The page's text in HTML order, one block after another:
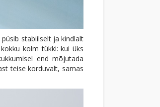
stabiilselt ja kindlalt
kolm tükki: kui üks
end mõjutada
teise korduvalt, samas